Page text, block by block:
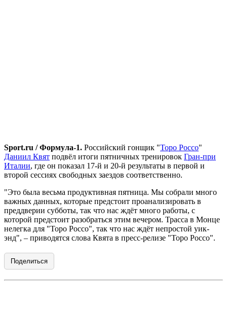
Sport.ru / Формула-1. Российский гонщик "Торо Россо"
Даниил Квят подвёл итоги пятничных тренировок Гран-при
Италии, где он показал 17-й и 20-й результаты в первой и
второй сессиях свободных заездов соответственно.
"Это была весьма продуктивная пятница. Мы собрали много
важных данных, которые предстоит проанализировать в
преддверии субботы, так что нас ждёт много работы, с
которой предстоит разобраться этим вечером. Трасса в Монце
нелегка для "Торо Россо", так что нас ждёт непростой уик-
энд", – приводятся слова Квята в пресс-релизе "Торо Россо".
Поделиться